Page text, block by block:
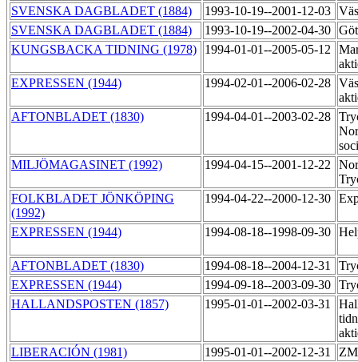
SVENSKA DAGBLADET (1884)
1993-10-19--2001-12-03
SVENSKA DAGBLADET (1884)
1993-10-19--2002-04-30
KUNGSBACKA TIDNING (1978)
1994-01-01--2005-05-12
EXPRESSEN (1944)
1994-02-01--2006-02-28
AFTONBLADET (1830)
1994-04-01--2003-02-28
MILJÖMAGASINET (1992)
1994-04-15--2001-12-22
FOLKBLADET JÖNKÖPING
(1992)
1994-04-22--2000-12-30
EXPRESSEN (1944) 1994-08-18--1998-09-30
AFTONBLADET (1830) 1994-08-18--2004-12-31
EXPRESSEN (1944)
1994-09-18--2003-09-30
HALLANDSPOSTEN (1857)
1995-01-01--2002-03-31
LIBERACIÓN (1981)
1995-01-01--2002-12-31